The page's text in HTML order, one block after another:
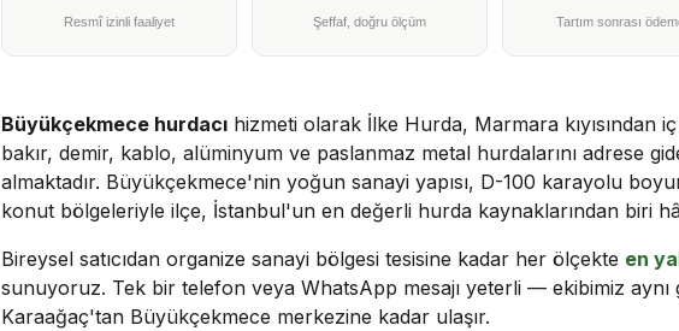
Resmî izinli faaliyet Şeffaf, doğru ölçüm Tartım sonrası
Büyükçekmece hurdacı hizmeti olarak İlke Hurda, Marmara kıyısından
bakır, demir, kablo, alüminyum ve paslanmaz metal hurdalarını adrese
almaktadır. Büyükçekmece'nin yoğun sanayi yapısı, D-100 karayolu
konut bölgeleriyle ilçe, İstanbul'un en değerli hurda kaynaklarından biri
Bireysel satıcıdan organize sanayi bölgesi tesisine kadar her ölçekte en
sunuyoruz. Tek bir telefon veya WhatsApp mesajı yeterli — ekibimiz
Karaağaç'tan Büyükçekmece merkezine kadar ulaşır.